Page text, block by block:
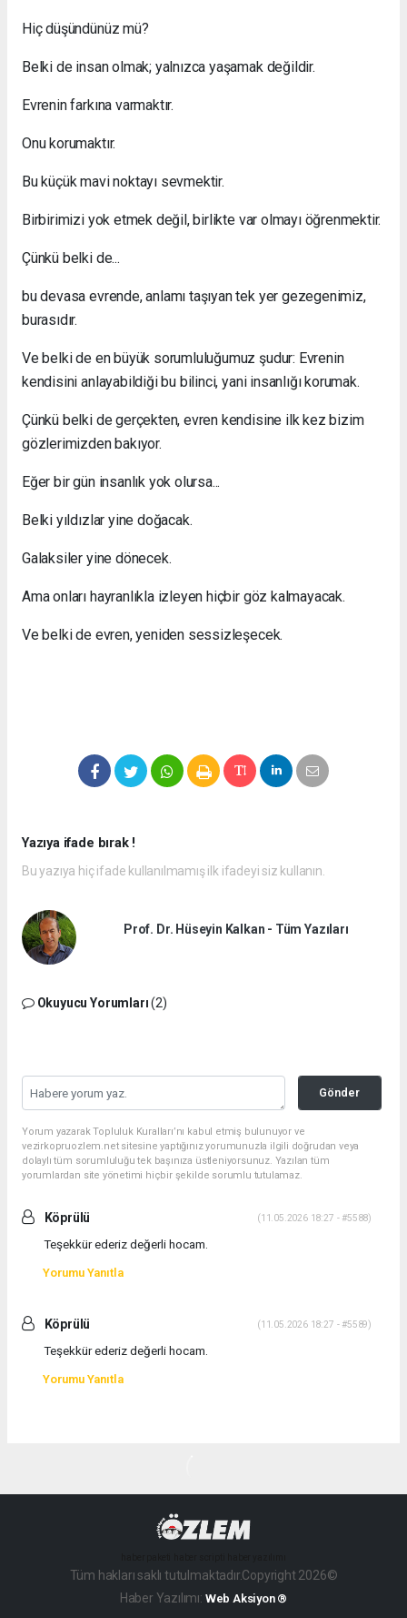
Hiç düşündünüz mü?
Belki de insan olmak; yalnızca yaşamak değildir.
Evrenin farkına varmaktır.
Onu korumaktır.
Bu küçük mavi noktayı sevmektir.
Birbirimizi yok etmek değil, birlikte var olmayı öğrenmektir.
Çünkü belki de...
bu devasa evrende, anlamı taşıyan tek yer gezegenimiz,
burasıdır.
Ve belki de en büyük sorumluluğumuz şudur: Evrenin
kendisini anlayabildiği bu bilinci, yani insanlığı korumak.
Çünkü belki de gerçekten, evren kendisine ilk kez bizim
gözlerimizden bakıyor.
Eğer bir gün insanlık yok olursa...
Belki yıldızlar yine doğacak.
Galaksiler yine dönecek.
Ama onları hayranlıkla izleyen hiçbir göz kalmayacak.
Ve belki de evren, yeniden sessizleşecek.
Yazıya ifade bırak !
Bu yazıya hiç ifade kullanılmamış ilk ifadeyi siz kullanın.
Prof. Dr. Hüseyin Kalkan - Tüm Yazıları
Okuyucu Yorumları(2)
Gönder
Yorum yazarak Topluluk Kuralları’nı kabul etmiş bulunuyor ve
vezirkopruozlem.net sitesine yaptığınız yorumunuzla ilgili doğrudan veya
dolaylı tüm sorumluluğu tek başınıza üstleniyorsunuz. Yazılan tüm
yorumlardan site yönetimi hiçbir şekilde sorumlu tutulamaz.
Köprülü (11.05.2026 18:27 - #5588)
Teşekkür ederiz değerli hocam.
Yorumu Yanıtla
Köprülü (11.05.2026 18:27 - #5589)
Teşekkür ederiz değerli hocam.
Yorumu Yanıtla
Tüm hakları saklı tutulmaktadır.Copyright 2026©
Haber Yazılımı: Web Aksiyon ®